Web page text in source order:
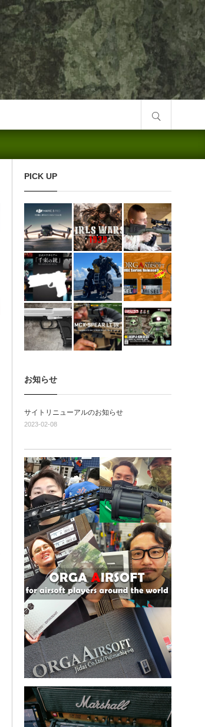
PICK UP
お知らせ
サイトリニューアルのお知らせ
2023-02-08